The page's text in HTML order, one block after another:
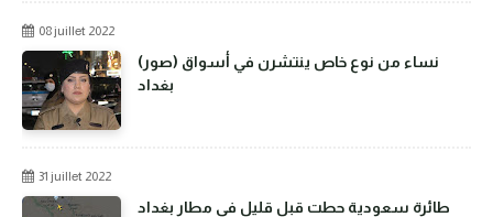
08 juillet 2022
(صور) نساء من نوع خاص ينتشرن في أسواق
بغداد
31 juillet 2022
طائرة سعودية حطت قبل قليل في مطار بغداد